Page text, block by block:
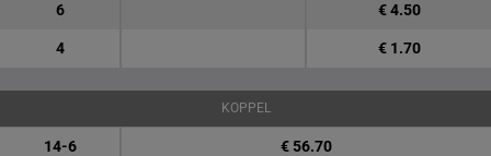
6 € 4.50
4 € 1.70
KOPPEL
14-6 € 56.70